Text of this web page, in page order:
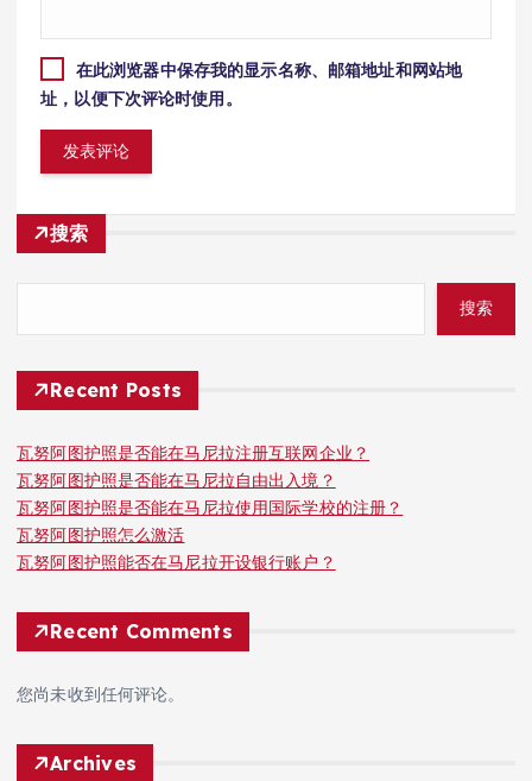
在此浏览器中保存我的显示名称、邮箱地址和网站地
址，以便下次评论时使用。
搜索
搜索
Recent Posts
瓦努阿图护照是否能在马尼拉注册互联网企业？
瓦努阿图护照是否能在马尼拉自由出入境？
瓦努阿图护照是否能在马尼拉使用国际学校的注册？
瓦努阿图护照怎么激活
瓦努阿图护照能否在马尼拉开设银行账户？
Recent Comments
您尚未收到任何评论。
Archives